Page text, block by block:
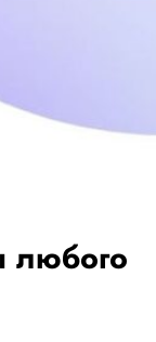
любого